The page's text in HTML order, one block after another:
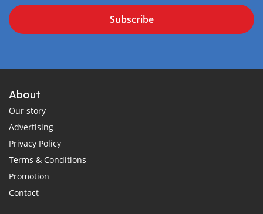
Subscribe
About
Our story
Advertising
Privacy Policy
Terms & Conditions
Promotion
Contact